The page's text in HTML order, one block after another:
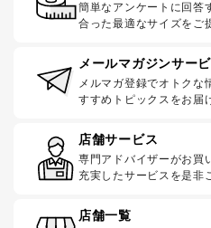
簡単なアンケートに回答
合った最適なサイズをご
メールマガジンサー
メルマガ登録でオトクな
すすめトピックスをお届
店舗サービス
専門アドバイザーがお買
充実したサービスを是非
店舗一覧